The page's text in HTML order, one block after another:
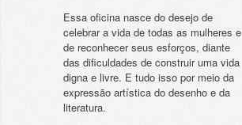
Essa oficina nasce do desejo de
celebrar a vida de todas as mulheres e
de reconhecer seus esforços, diante
das dificuldades de construir uma vida
digna e livre. E tudo isso por meio da
expressão artística do desenho e da
literatura.